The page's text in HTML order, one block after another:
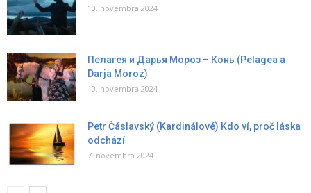
10. novembra 2024
Пелагея и Дарья Мороз – Конь (Pelagea a
Darja Moroz)
10. novembra 2024
Petr Čáslavský (Kardinálové) Kdo ví, proč láska
odchází
7. novembra 2024